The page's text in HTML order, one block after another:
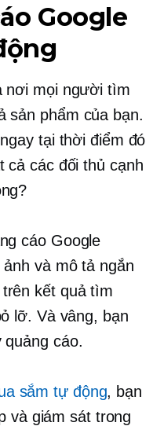
Google
nơi mọi người tìm
sản phẩm của bạn.
tại thời điểm đó
cả các đối thủ cạnh
cáo Google
và mô tả ngắn
kết quả tìm
lỡ. Và vâng, bạn
cáo.
sắm tự động, bạn
và giám sát trong